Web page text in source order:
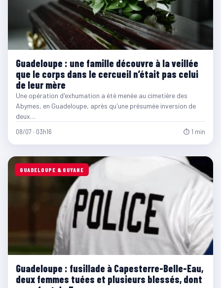
Guadeloupe : une famille découvre à la veillée
que le corps dans le cercueil n’était pas celui
de leur mère
Une opération d'exhumation a été menée au cimetière des
Abymes, en Guadeloupe, après qu'une présumée inversion de
deux…
08/07 · 03h16 ⏱ 1 min
GUADELOUPE & GUYANE
Guadeloupe : fusillade à Capesterre-Belle-Eau,
deux femmes tuées et plusieurs blessés, dont